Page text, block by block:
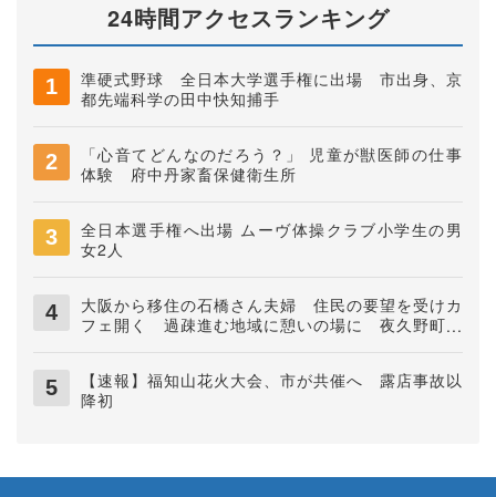
24時間アクセスランキング
準硬式野球 全日本大学選手権に出場 市出身、京
都先端科学の田中快知捕手
「心音てどんなのだろう？」 児童が獣医師の仕事
体験 府中丹家畜保健衛生所
全日本選手権へ出場 ムーヴ体操クラブ小学生の男
女2人
大阪から移住の石橋さん夫婦 住民の要望を受けカ
フェ開く 過疎進む地域に憩いの場に 夜久野町稲
【速報】福知山花火大会、市が共催へ 露店事故以
降初